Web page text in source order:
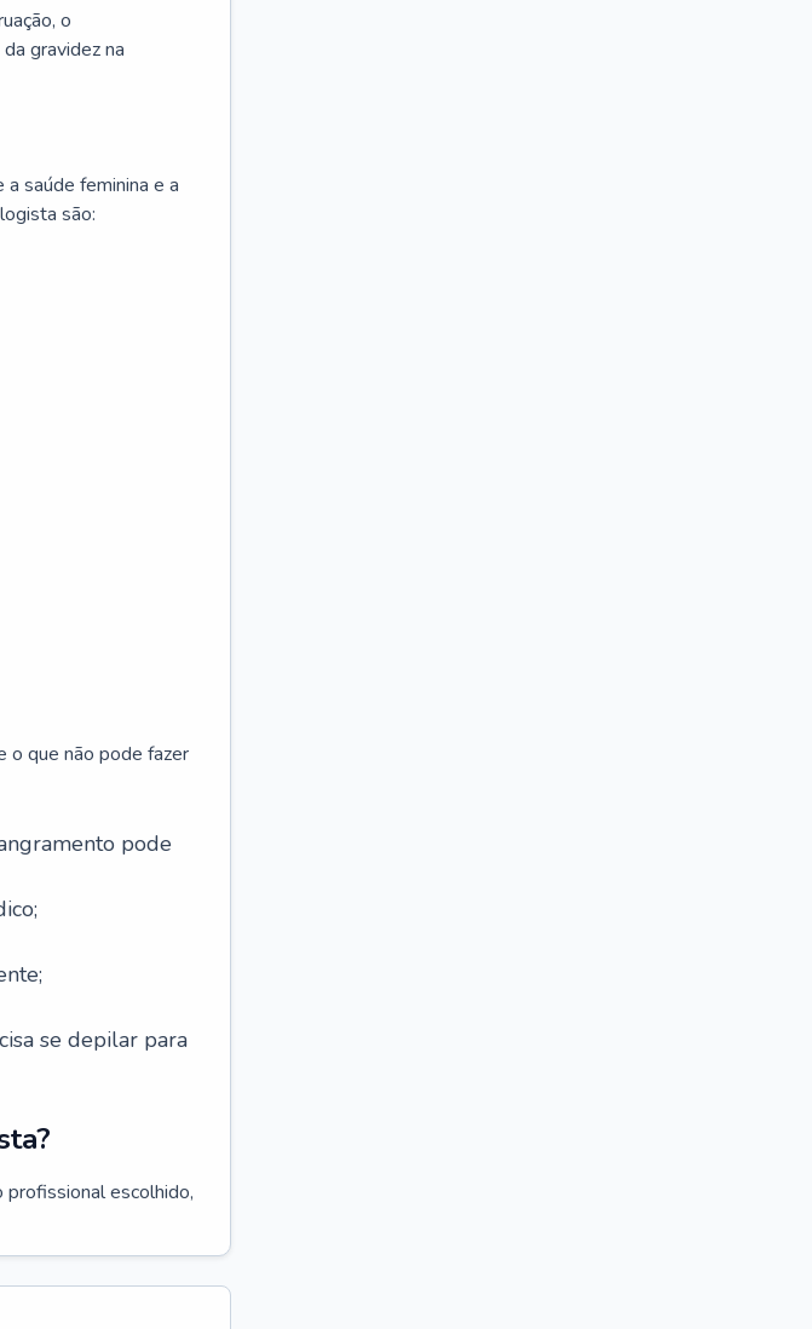
o
gravidez na
saúde feminina e a
são:
o que não pode fazer
pode
se depilar para
profissional escolhido,